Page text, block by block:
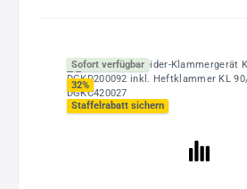
Sofort verfügbar
32%
Staffelrabatt sichern